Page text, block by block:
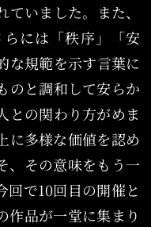
いました。また、
らには「秩序」「安
な規範を示す言葉に
のと調和して安らか
との関わり方がめま
に多様な価値を認め
、その意味をもう一
回で10回目の開催と
作品が一堂に集まり